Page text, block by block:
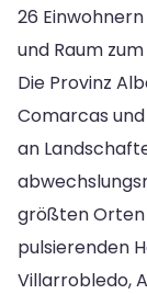
26
und Raum
Die Provinz
Comarcas
an
größten Orten
pulsierenden
Villarrobledo,